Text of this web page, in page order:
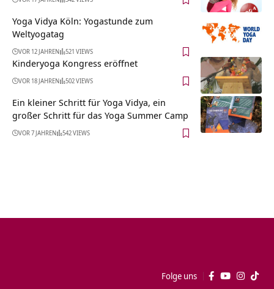
Yoga Vidya Köln: Yogastunde zum
Weltyogatag
VOR 12 JAHREN 521 VIEWS
Kinderyoga Kongress eröffnet
VOR 18 JAHREN 502 VIEWS
Ein kleiner Schritt für Yoga Vidya, ein
großer Schritt für das Yoga Summer Camp
VOR 7 JAHREN 542 VIEWS
Folge uns